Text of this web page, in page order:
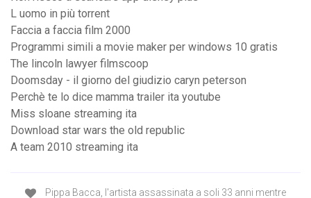
L uomo in più torrent
Faccia a faccia film 2000
Programmi simili a movie maker per windows 10 gratis
The lincoln lawyer filmscoop
Doomsday - il giorno del giudizio caryn peterson
Perchè te lo dice mamma trailer ita youtube
Miss sloane streaming ita
Download star wars the old republic
A team 2010 streaming ita
Pippa Bacca, l'artista assassinata a soli 33 anni mentre